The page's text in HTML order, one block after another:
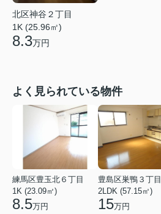
北区神谷２丁目
1K (25.96㎡)
8.3万円
よく見られている物件
練馬区豊玉北６丁目
1K (23.09㎡)
8.5万円
豊島区巣鴨３丁目
2LDK (57.15㎡)
15万円